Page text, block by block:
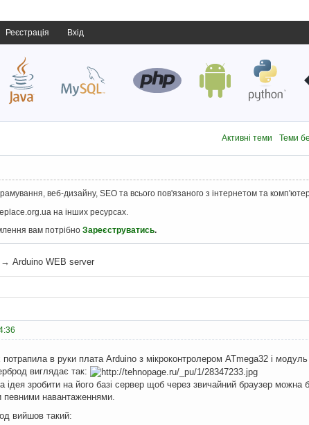
Реєстрація Вхід
Активні теми Теми
веб-дизайну, SEO та всього пов'язаного з інтернетом та
на інших ресурсах.
вам потрібно Зареєструватись.
→Arduino WEB server
в руки плата Arduino з мікроконтролером ATmega32 і модуль
виглядає так:
ідея зробити на його базі сервер щоб через звичайний браузер можна
певними навантаженнями.
вийшов такий: